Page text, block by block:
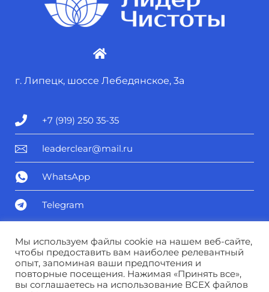
г. Липецк, шоссе Лебедянское, 3а
+7 (919) 250 35-35
leaderclear@mail.ru
WhatsApp
Telegram
Политика конфиденциальности
Соглашение о персональных данных
Мы используем файлы cookie на нашем веб-сайте,
чтобы предоставить вам наиболее релевантный
опыт, запоминая ваши предпочтения и
повторные посещения. Нажимая «Принять все»,
вы соглашаетесь на использование ВСЕХ файлов